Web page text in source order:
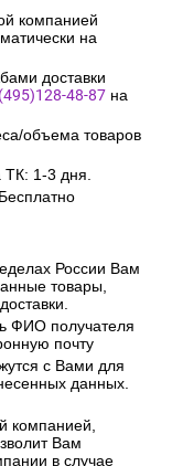
компанией
на
доставки
48-87 на
объема товаров
ТК: 1-3 дня.
России Вам
товары,
ФИО получателя
почту
с Вами для
данных.
компанией,
Вам
в случае